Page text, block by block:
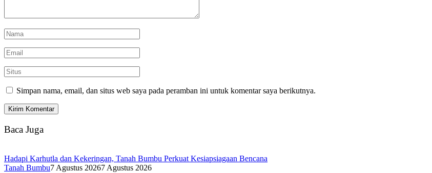
Simpan nama, email, dan situs web saya pada peramban ini untuk komentar saya berikutnya.
Baca Juga
Hadapi Karhutla dan Kekeringan, Tanah Bumbu Perkuat Kesiapsiagaan Bencana
Tanah Bumbu7 Agustus 20267 Agustus 2026